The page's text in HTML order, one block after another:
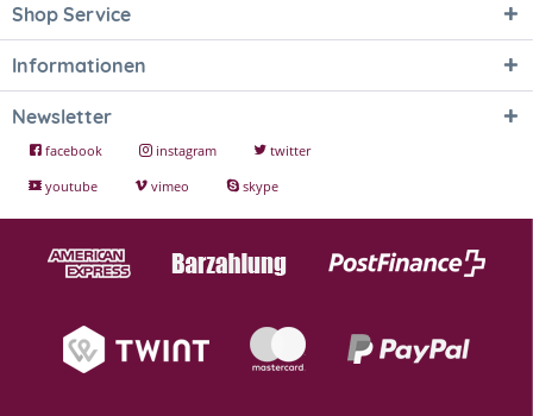
Shop Service
Informationen
Newsletter
facebook instagram
twitter
youtube
vimeo skype